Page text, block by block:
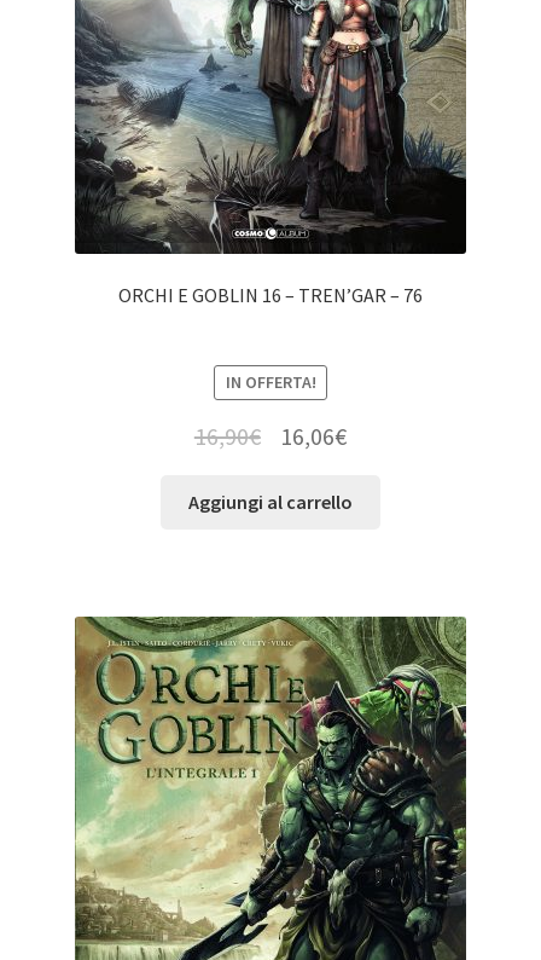
ORCHI E GOBLIN 16 – TREN’GAR – 76
IN OFFERTA!
16,90€ 16,06€
Aggiungi al carrello